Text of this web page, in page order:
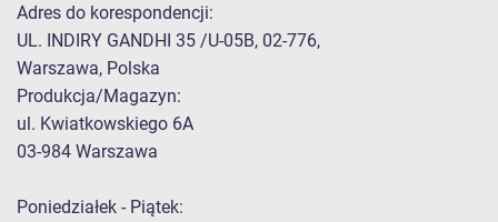
Adres do korespondencji:
UL. INDIRY GANDHI 35 /U-05B, 02-776,
Warszawa, Polska
Produkcja/Magazyn:
ul. Kwiatkowskiego 6A
03-984 Warszawa
Poniedziałek - Piątek: